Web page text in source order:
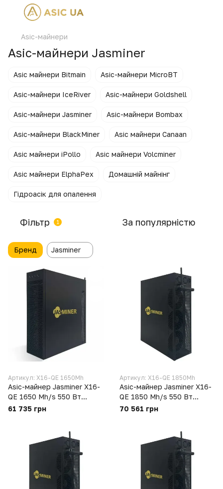
Asic-майнери
Asic-майнери Jasminer
Asic майнери Bitmain Asic-майнери MicroBT
Asic-майнери IceRiver Asic-майнери Goldshell
Asic-майнери Jasminer Asic-майнери Bombax
Asic-майнери BlackMiner Asic майнери Canaan
Asic майнери iPollo Asic майнери Volcminer
Asic майнери ElphaPex Домашній майнінг
Гідроасік для опалення
Фільтр 1 За популярністю
Бренд Jasminer
Артикул: X16-QE 1650Mh
Asic-майнер Jasminer X16-
QE 1650 Mh/s 550 Вт
Ethash, Ethash4G (X16-QE
61 735 грн
Артикул: X16-QE 1850Mh
Asic-майнер Jasminer X16-
QE 1850 Mh/s 550 Вт
Ethash, Ethash4G (X16-QE
70 561 грн